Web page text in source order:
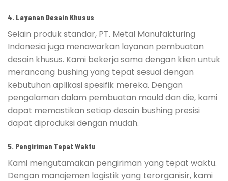
4. Layanan Desain Khusus
Selain produk standar, PT. Metal Manufakturing
Indonesia juga menawarkan layanan pembuatan
desain khusus. Kami bekerja sama dengan klien untuk
merancang bushing yang tepat sesuai dengan
kebutuhan aplikasi spesifik mereka. Dengan
pengalaman dalam pembuatan mould dan die, kami
dapat memastikan setiap desain bushing presisi
dapat diproduksi dengan mudah.
5. Pengiriman Tepat Waktu
Kami mengutamakan pengiriman yang tepat waktu.
Dengan manajemen logistik yang terorganisir, kami